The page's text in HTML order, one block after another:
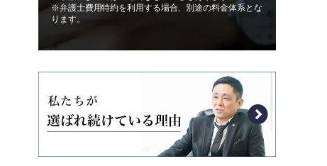
※弁護士費用特約を利用する場合、別途の料金体系とな
ります。